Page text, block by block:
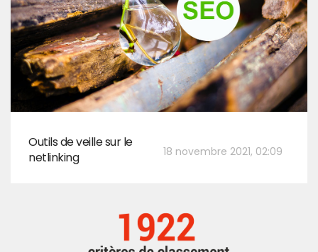
18 novembre 2021, 02:09
Outils de veille sur le
netlinking